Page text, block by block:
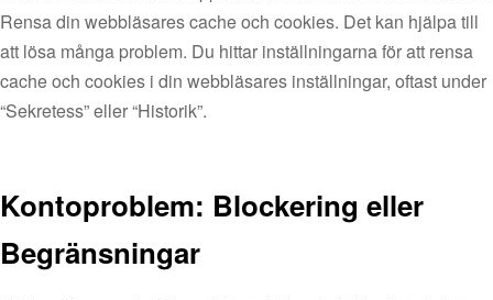
Rensa din webbläsares cache och cookies. Det kan hjälpa till
att lösa många problem. Du hittar inställningarna för att rensa
cache och cookies i din webbläsares inställningar, oftast under
“Sekretess” eller “Historik”.
Kontoproblem: Blockering eller
Begränsningar